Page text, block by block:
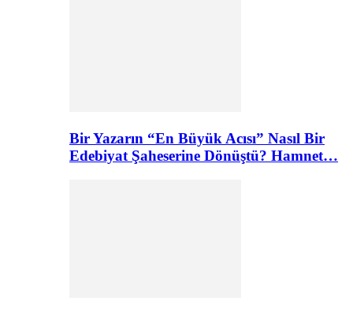
Bir Yazarın “En Büyük Acısı” Nasıl Bir
Edebiyat Şaheserine Dönüştü? Hamnet…